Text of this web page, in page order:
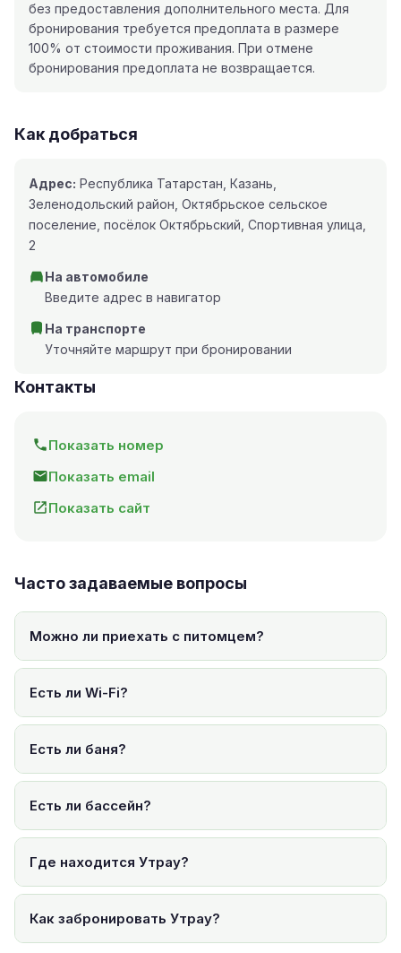
без предоставления дополнительного места. Для
бронирования требуется предоплата в размере
100% от стоимости проживания. При отмене
бронирования предоплата не возвращается.
Как добраться
Адрес: Республика Татарстан, Казань,
Зеленодольский район, Октябрьское сельское
поселение, посёлок Октябрьский, Спортивная улица,
2
На автомобиле
Введите адрес в навигатор
На транспорте
Уточняйте маршрут при бронировании
Контакты
Показать номер
Показать email
Показать сайт
Часто задаваемые вопросы
Можно ли приехать с питомцем?
Есть ли Wi-Fi?
Есть ли баня?
Есть ли бассейн?
Где находится Утрау?
Как забронировать Утрау?